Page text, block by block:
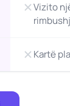
Vizito
Kartë